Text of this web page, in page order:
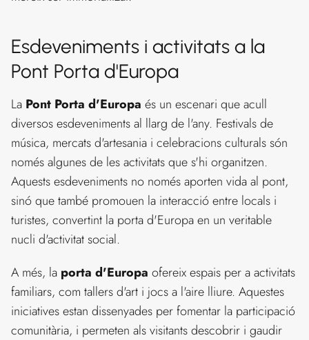
Esdeveniments i activitats a la
Pont Porta d'Europa
La Pont Porta d'Europa és un escenari que acull
diversos esdeveniments al llarg de l'any. Festivals de
música, mercats d'artesania i celebracions culturals són
només algunes de les activitats que s'hi organitzen.
Aquests esdeveniments no només aporten vida al pont,
sinó que també promouen la interacció entre locals i
turistes, convertint la porta d'Europa en un veritable
nucli d'activitat social.
A més, la porta d'Europa ofereix espais per a activitats
familiars, com tallers d'art i jocs a l'aire lliure. Aquestes
iniciatives estan dissenyades per fomentar la participació
comunitària, i permeten als visitants descobrir i gaudir